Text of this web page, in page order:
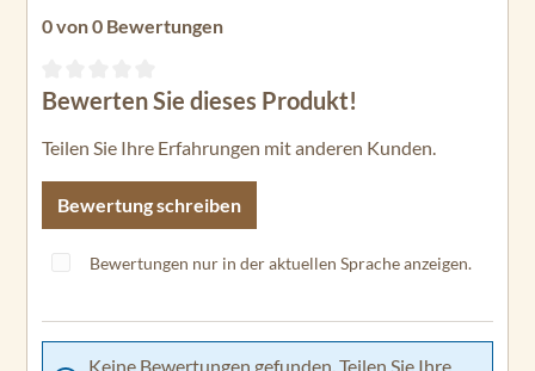
0 von 0 Bewertungen
Durchschnittliche Bewertung von 0 von 5 Sternen
Bewerten Sie dieses Produkt!
Teilen Sie Ihre Erfahrungen mit anderen Kunden.
Bewertung schreiben
Bewertungen nur in der aktuellen Sprache anzeigen.
Keine Bewertungen gefunden. Teilen Sie Ihre